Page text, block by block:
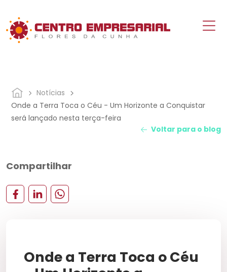
Notícias
Onde a Terra Toca o Céu - Um Horizonte a Conquistar
será lançado nesta terça-feira
Voltar para o blog
Compartilhar
Onde a Terra Toca o Céu